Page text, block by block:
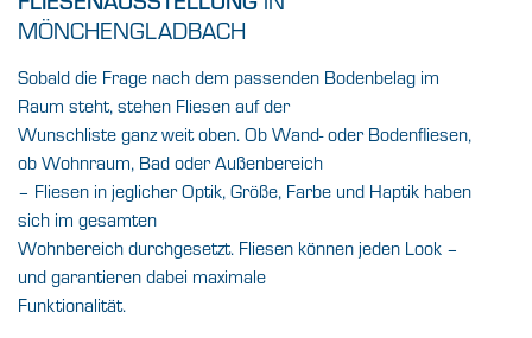
Fliesenausstellung
Mönchengladbach.
JETZT EXPERTEN KONTAKTIEREN
MÖNCHENGLADBACH
Sobald die Frage nach dem passenden Bodenbelag im
Raum steht, stehen Fliesen auf der
Wunschliste ganz weit oben. Ob Wand- oder Bodenfliesen,
ob Wohnraum, Bad oder Außenbereich
– Fliesen in jeglicher Optik, Größe, Farbe und Haptik haben
sich im gesamten
Wohnbereich durchgesetzt. Fliesen können jeden Look –
und garantieren dabei maximale
Funktionalität.